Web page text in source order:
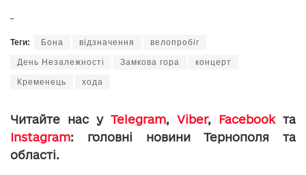
Теги: Бона відзначення велопробіг
День Незалежності Замкова гора концерт
Кременець хода
Читайте нас у Telegram, Viber, Facebookта
Instagram: головні новини Тернополя та
області.